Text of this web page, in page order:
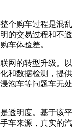
个购车过程是混乱
的交易过程和不透
车体验差。
网的转型升级。以
和数据检测，提供
泡车等问题车无处
透明度。基于该平
车来源，真实的汽